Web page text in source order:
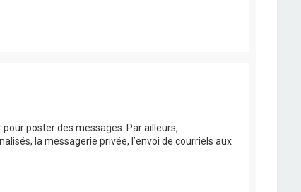
poster des messages. Par ailleurs,
la messagerie privée, l’envoi de courriels aux